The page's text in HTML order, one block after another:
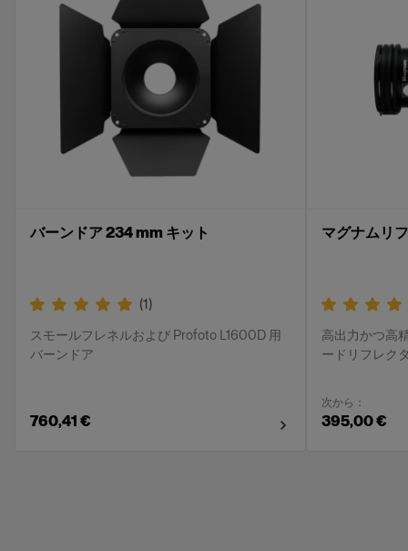
バーンドア 234 mm キット
(1)
スモールフレネルおよび Profoto L1600D 用
バーンドア
760,41 €
マグナムリ
高出力かつ高
ードリフレク
次から：
395,00 €